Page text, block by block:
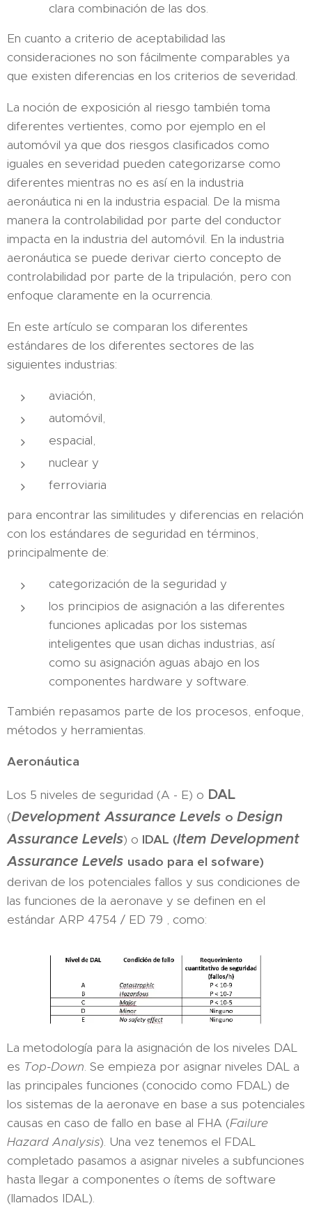
clara combinación de las dos.
En cuanto a criterio de aceptabilidad las
consideraciones no son fácilmente comparables ya
que existen diferencias en los criterios de severidad.
La noción de exposición al riesgo también toma
diferentes vertientes, como por ejemplo en el
automóvil ya que dos riesgos clasificados como
iguales en severidad pueden categorizarse como
diferentes mientras no es así en la industria
aeronáutica ni en la industria espacial. De la misma
manera la controlabilidad por parte del conductor
impacta en la industria del automóvil. En la industria
aeronáutica se puede derivar cierto concepto de
controlabilidad por parte de la tripulación, pero con
enfoque claramente en la ocurrencia.
En este artículo se comparan los diferentes
estándares de los diferentes sectores de las
siguientes industrias:
aviación,
automóvil,
espacial,
nuclear y
ferroviaria
para encontrar las similitudes y diferencias en relación
con los estándares de seguridad en términos,
principalmente de:
categorización de la seguridad y
los principios de asignación a las diferentes
funciones aplicadas por los sistemas
inteligentes que usan dichas industrias, así
como su asignación aguas abajo en los
componentes hardware y software.
También repasamos parte de los procesos, enfoque,
métodos y herramientas.
Aeronáutica
Los 5 niveles de seguridad (A - E) o DAL
(Development Assurance Levels o Design
Assurance Levels) o IDAL (Item Development
Assurance Levels usado para el sofware)
derivan de los potenciales fallos y sus condiciones de
las funciones de la aeronave y se definen en el
estándar ARP 4754 / ED 79 , como:
La metodología para la asignación de los niveles DAL
es Top-Down. Se empieza por asignar niveles DAL a
las principales funciones (conocido como FDAL) de
los sistemas de la aeronave en base a sus potenciales
causas en caso de fallo en base al FHA (Failure
Hazard Analysis). Una vez tenemos el FDAL
completado pasamos a asignar niveles a subfunciones
hasta llegar a componentes o ítems de software
(llamados IDAL).